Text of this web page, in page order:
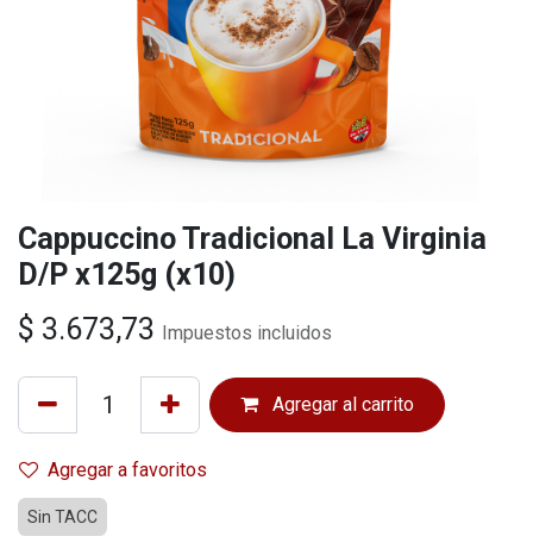
Cappuccino Tradicional La Virginia
D/P x125g (x10)
$ 3.673,73 Impuestos incluidos
Agregar al carrito
Agregar a favoritos
Sin TACC